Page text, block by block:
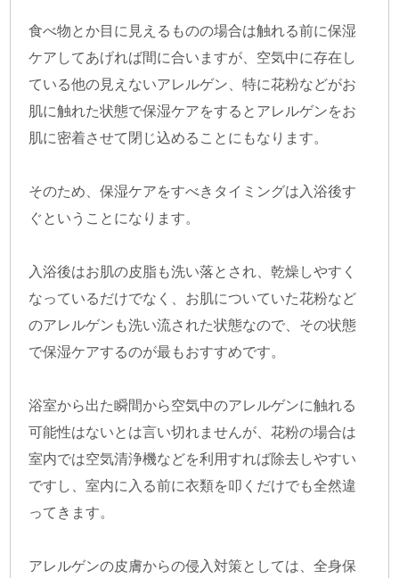
食べ物とか目に見えるものの場合は触れる前に保湿
ケアしてあげれば間に合いますが、空気中に存在し
ている他の見えないアレルゲン、特に花粉などがお
肌に触れた状態で保湿ケアをするとアレルゲンをお
肌に密着させて閉じ込めることにもなります。
そのため、保湿ケアをすべきタイミングは入浴後す
ぐということになります。
入浴後はお肌の皮脂も洗い落とされ、乾燥しやすく
なっているだけでなく、お肌についていた花粉など
のアレルゲンも洗い流された状態なので、その状態
で保湿ケアするのが最もおすすめです。
浴室から出た瞬間から空気中のアレルゲンに触れる
可能性はないとは言い切れませんが、花粉の場合は
室内では空気清浄機などを利用すれば除去しやすい
ですし、室内に入る前に衣類を叩くだけでも全然違
ってきます。
アレルゲンの皮膚からの侵入対策としては、全身保